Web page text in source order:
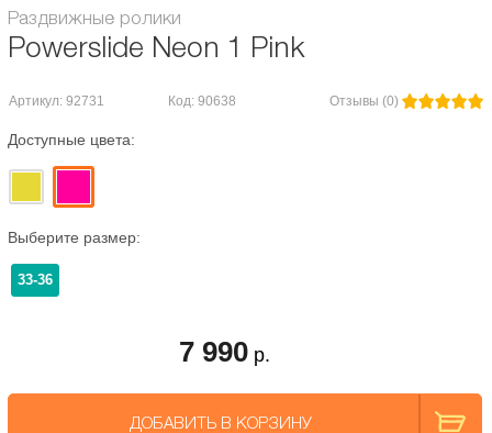
Раздвижные ролики
Powerslide Neon 1 Pink
Артикул: 92731 Код: 90638 Отзывы (0)
Доступные цвета:
Выберите размер:
33-36
7 990р.
ДОБАВИТЬ В КОРЗИНУ